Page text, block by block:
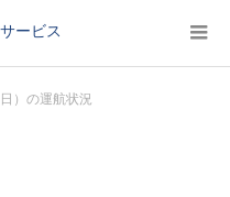
ービス
）の運航状況